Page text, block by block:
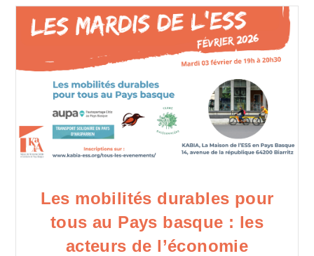
Les mobilités durables pour
tous au Pays basque : les
acteurs de l’économie